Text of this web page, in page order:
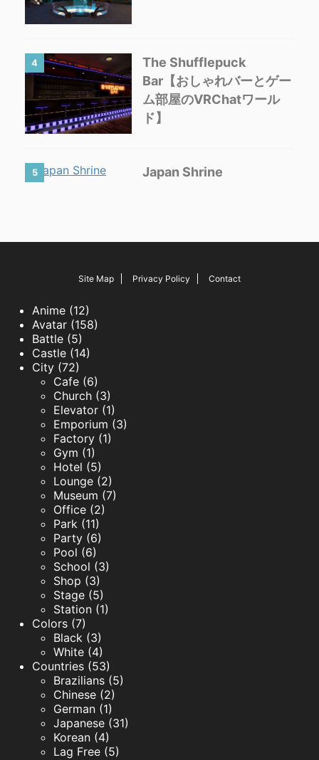
4
The Shufflepuck
Bar【おしゃれバーとゲー
ム部屋のVRChatワール
ド】
5 Japan Shrine
Site Map Privacy Policy Contact
Anime (12)
Avatar (158)
Battle (5)
Castle (14)
City (72)
Cafe (6)
Church (3)
Elevator (1)
Emporium (3)
Factory (1)
Gym (1)
Hotel (5)
Lounge (2)
Museum (7)
Office (2)
Park (11)
Party (6)
Pool (6)
School (3)
Shop (3)
Stage (5)
Station (1)
Colors (7)
Black (3)
White (4)
Countries (53)
Brazilians (5)
Chinese (2)
German (1)
Japanese (31)
Korean (4)
Lag Free (5)